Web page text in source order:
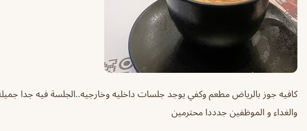
كافيه جوز بالرياض مطعم وكفي يوجد جلسات داخليه وخارجيه..الجلسة فيه جدا
والغداء و الموظفين جدددا محترمين